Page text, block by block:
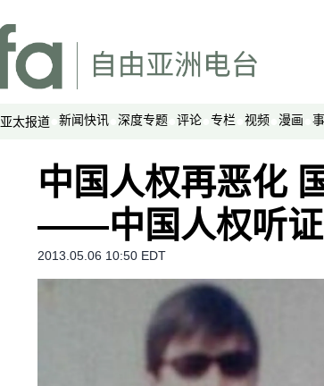
亚太报道 新闻快讯 深度专题 评论 专栏 视频 漫画
中国人权再恶化
——中国人权听
2013.05.06 10:50 EDT